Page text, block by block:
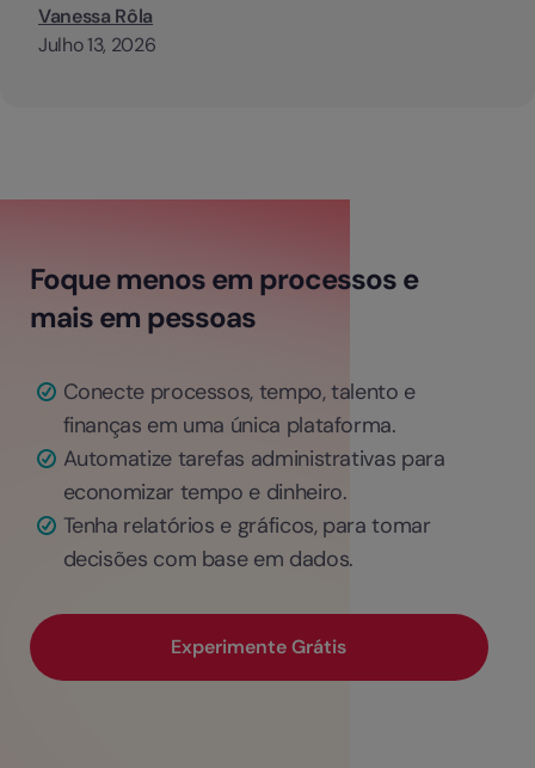
Vanessa Rôla
Julho 13, 2026
Foque menos em processos e
mais em pessoas
Conecte processos, tempo, talento e
finanças em uma única plataforma.
Automatize tarefas administrativas para
economizar tempo e dinheiro.
Tenha relatórios e gráficos, para tomar
decisões com base em dados.
Experimente Grátis